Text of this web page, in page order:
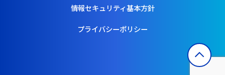
情報セキュリティ基本方針
プライバシーポリシー